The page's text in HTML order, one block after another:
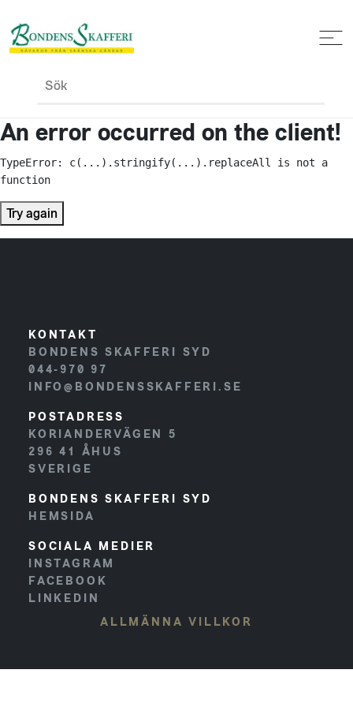
Sök
An error occurred on the client!
TypeError: c(...).stringify(...).replaceAll is not a
function
Try again
KONTAKT
BONDENS SKAFFERI SYD
044-970 97
INFO@BONDENSSKAFFERI.SE
POSTADRESS
KORIANDERVÄGEN 5
296 41 ÅHUS
SVERIGE
BONDENS SKAFFERI SYD
HEMSIDA
SOCIALA MEDIER
INSTAGRAM
FACEBOOK
LINKEDIN
ALLMÄNNA VILLKOR